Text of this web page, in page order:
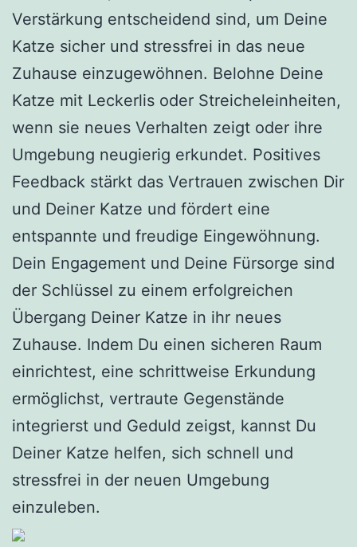
Verstärkung entscheidend sind, um Deine
Katze sicher und stressfrei in das neue
Zuhause einzugewöhnen. Belohne Deine
Katze mit Leckerlis oder Streicheleinheiten,
wenn sie neues Verhalten zeigt oder ihre
Umgebung neugierig erkundet. Positives
Feedback stärkt das Vertrauen zwischen Dir
und Deiner Katze und fördert eine
entspannte und freudige Eingewöhnung.
Dein Engagement und Deine Fürsorge sind
der Schlüssel zu einem erfolgreichen
Übergang Deiner Katze in ihr neues
Zuhause. Indem Du einen sicheren Raum
einrichtest, eine schrittweise Erkundung
ermöglichst, vertraute Gegenstände
integrierst und Geduld zeigst, kannst Du
Deiner Katze helfen, sich schnell und
stressfrei in der neuen Umgebung
einzuleben.